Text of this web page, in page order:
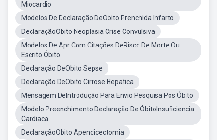
Miocardio
Modelos De Declaração DeObito Prenchida Infarto
DeclaraçãoObito Neoplasia Crise Convulsiva
Modelos De Apr Com Citações DeRisco De Morte Ou
Escrito Óbito
Declaração DeObito Sepse
Declaração DeObito Cirrose Hepatica
Mensagem DeIntrodução Para Envio Pesquisa Pós Óbito
Modelo Preenchimento Declaração De ÓbitoInsuficiencia
Cardiaca
DeclaraçãoObito Apendicectomia